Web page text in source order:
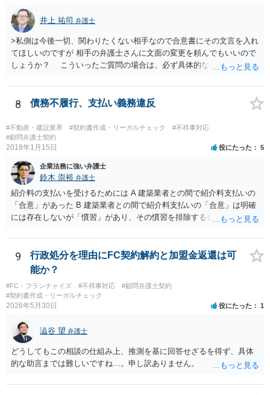
弁護士と相談しながら、対応策を検討する方がよいでしょう。 また、
返還が難しい場合、損害賠償を請求する事はできますでしょうか？ 法
的には可能ですが、立証の問題があります。 協議でも問題にできそう
ですが、調停なども検討できるでしょう。 また、返還請求も損害賠償
請求もせず、「詐欺」として、警察に被害届を出す事は可能でしょう
上がります。 警察に相談されてもよい事案だとは思います。
井上 祐司 弁護士
>私側は今後一切、関わりたくない相手なので合意書にその文言を入れ
てほしいのですが 相手の弁護士さんに文面の変更を頼んでもいいので
しょうか？ こういったご質問の場合は、必ず具体的な合意書案をも
には、ご質問のような懸念を払しょくするために、 「甲及び乙は，本
示談書に記載するもののほか，甲と乙の間には何らの債権債務が存し
ないことを相互に確認する。」 という清算条項を入れることが一般的
です。 以上に加え、「本件については，当事者協議の結果，上記示
談条件のとおり示談が成立したので，今後本件の上記示談内容に関し
てはどんな事情が生じても双方共裁判上又は裁判外においても一切異
議，請求の申立をしないことを誓約する。」という条項を入れること
がありますが、この条項は一つのプレッシャーのようなもので、現実
には今後一切裁判を起こす権利を放棄する、という合意はできません
し、予測できない後発的損害については示談後であっても請求できる
ので、上記の清算条項のみの場合がほとんどです。
8 債務不履行、支払い義務違反
#不動産・建設業界 #契約書作成・リーガルチェック
#不祥事対応
#顧問弁護士契約
2018年1月15日 役にたった 5
企業法務に強い弁護士
鈴木 崇裕 弁護士
紹介料の支払いを受けるためには A 建築業者との間で紹介料支払いの
「合意」があった B 建築業者との間で紹介料支払いの「合意」は明確
には存在しないが「慣習」があり、その慣習を排除する合意がない と
っとも、裁判所は「慣習」を容易には認めませんから、Aの主張に重き
をおくほうがよろしいと思います。 Aの主張で重要になるのは、例え
ば ・相手方建築業者が「当初払う」と言っていた事実、経緯、内容 ・
貴社が相手方建築業者に対して紹介料支払いを求めた事実 、経緯、内
容 ・相手方建築業者が過去に紹介料を支払った事実 ・相手方建築業者
が施主に対して紹介料支払いを前提とする言動をしていたかどうか な
関係を説明して見通しを立て、相手方建築業者に対する請求を行なっ
ていくことになると思います。
9
行政処分を理由にFC契約解約と加盟金返還は可
能か？
#FC・フランチャイズ #不祥事対応
#顧問弁護士契約
#契約書作成・リーガルチェック
2026年5月30日 役にたった 1
澁谷 望 弁護士
どうしてもこの相談の仕組み上、推測を基に回答せざるを得ず、具体
的な助言までは難しいですね…。申し訳ありません。